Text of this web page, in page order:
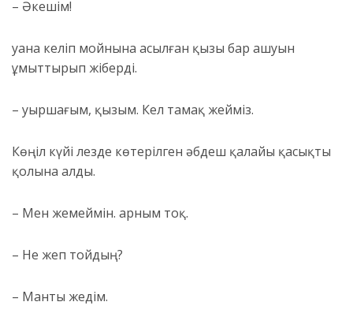
– Әкешім!
Қуана келіп мойнына асылған қызы бар ашуын
ұмыттырып жіберді.
– Қуыршағым, қызым. Кел тамақ жейміз.
Көңіл күйі лезде көтерілген Қәбдеш қалайы қасықты
қолына алды.
– Мен жемеймін. Қарным тоқ.
– Не жеп тойдың?
– Манты жедім.